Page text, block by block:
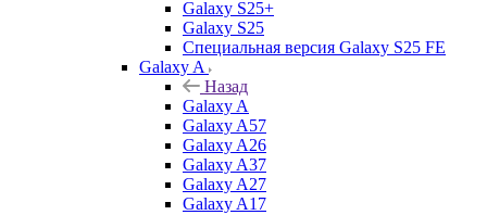
Galaxy S25+
Galaxy S25
Специальная версия Galaxy S25 FE
Galaxy A
Назад
Galaxy A
Galaxy A57
Galaxy A26
Galaxy A37
Galaxy A27
Galaxy A17